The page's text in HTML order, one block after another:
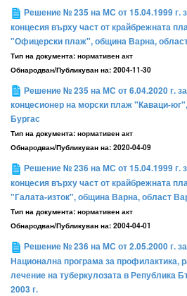
Решение № 235 на МС от 15.04.1999 г.
концесия върху част от крайбрежната
"Офицерски плаж", община Варна,
Тип на документа: нормативен акт
Обнародван/Публикуван на: 2004-11-30
Решение № 235 на МС от 6.04.2020 г.
концесионер на морски плаж "Каваци-
Бургас
Тип на документа: нормативен акт
Обнародван/Публикуван на: 2020-04-09
Решение № 236 на МС от 15.04.1999 г.
концесия върху част от крайбрежната
"Галата-изток", община Варна, област
Тип на документа: нормативен акт
Обнародван/Публикуван на: 2004-04-01
Решение № 236 на МС от 2.05.2000 г.
Национална програма за профилактика,
лечение на туберкулозата в Република
2003 г.